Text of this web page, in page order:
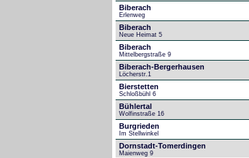
Biberach
Erlenweg
Biberach
Neue Heimat 5
Biberach
Mittelbergstraße 9
Biberach-Bergerhausen
Löcherstr.1
Bierstetten
Schloßbühl 6
Bühlertal
Wolfinstraße 16
Burgrieden
Im Stellwinkel
Dornstadt-Tomerdingen
Maienweg 9